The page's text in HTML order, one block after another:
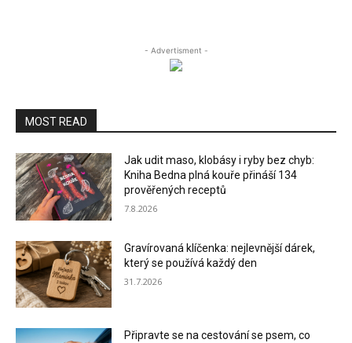
- Advertisment -
MOST READ
Jak udit maso, klobásy i ryby bez chyb:
Kniha Bedna plná kouře přináší 134
prověřených receptů
7.8.2026
Gravírovaná klíčenka: nejlevnější dárek,
který se používá každý den
31.7.2026
Připravte se na cestování se psem, co